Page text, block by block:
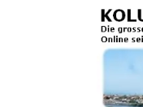
Kolumbienforum
grosse Forum der
Freunde
Reisen, Auswandern, Kultur,
Austausch, Erfahrungen und